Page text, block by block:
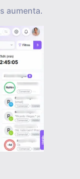
aumenta.